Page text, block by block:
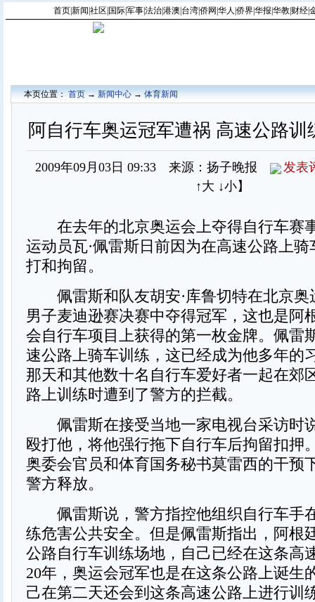
首页|新闻 社区 国际|军事|法治|港澳 台湾|侨网 华人 侨界|华报 华教| 财经|
本页位置：首页→新闻中心→体育新闻
阿自行车奥运冠军遭祸 高速公路训
2009年09月03日 09:33 来源：扬子晚报
发表
↑大 ↓小】
在去年的北京奥运会上夺得自行车赛
运动员瓦·佩雷斯日前因为在高速公路上
打和拘留。
佩雷斯和队友胡安·库鲁切特在北京奥
男子麦迪逊赛决赛中夺得冠军，这也是阿
会自行车项目上获得的第一枚金牌。佩雷
速公路上骑车训练，这已经成为他多年的
那天和其他数十名自行车爱好者一起在郊
路上训练时遭到了警方的拦截。
佩雷斯在接受当地一家电视台采访时
殴打他，将他强行拖下自行车后拘留扣押
奥委会官员和体育国务秘书莫雷西的干预
警方释放。
佩雷斯说，警方指控他组织自行车手
练危害公共安全。但是佩雷斯指出，阿根
公路自行车训练场地，自己已经在这条高
20年，奥运会冠军也是在这条公路上诞生
己在第二天还会到这条高速公路上进行训